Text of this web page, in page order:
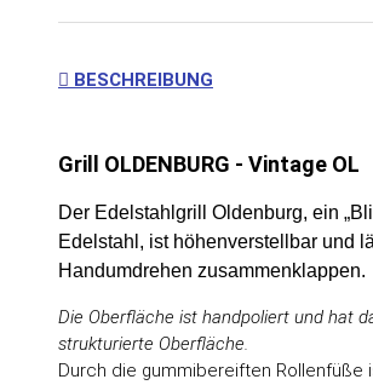
BESCHREIBUNG
Grill OLDENBURG - Vintage OL
Der Edelstahlgrill Oldenburg, ein
Edelstahl, ist höhenverstellbar und
Handumdrehen zusammenklappen.
Die Oberfläche ist handpoliert und hat
strukturierte Oberfläche.
Durch die gummibereiften Rollenfüße